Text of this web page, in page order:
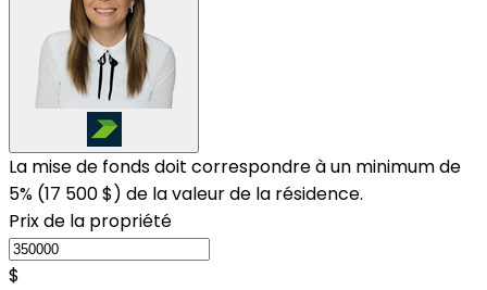
La mise de fonds doit correspondre à un minimum de
5% (17 500 $) de la valeur de la résidence.
Prix de la propriété
$